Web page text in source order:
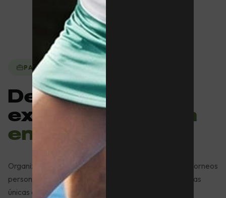
PARA EMPRESAS
Deporte y
experiencias
para
empresas
Organizamos actividades deportivas, team building y torneos
personalizados para empresas que buscan experiencias
únicas en un entorno deportivo en Barcelona.